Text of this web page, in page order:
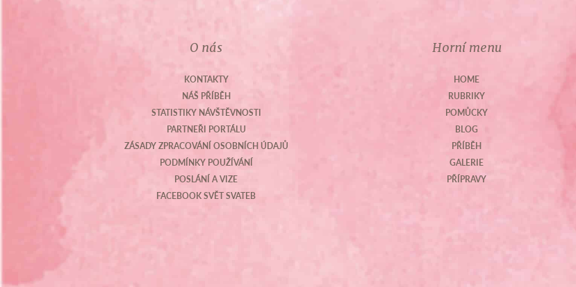
O nás
KONTAKTY
NÁŠ PŘÍBĚH
STATISTIKY NÁVŠTĚVNOSTI
PARTNEŘI PORTÁLU
ZÁSADY ZPRACOVÁNÍ OSOBNÍCH ÚDAJŮ
PODMÍNKY POUŽÍVÁNÍ
POSLÁNÍ A VIZE
FACEBOOK SVĚT SVATEB
Horní menu
HOME
RUBRIKY
POMŮCKY
BLOG
PŘÍBĚH
GALERIE
PŘÍPRAVY